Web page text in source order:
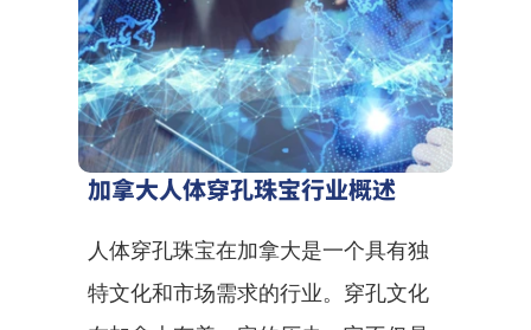
加拿大人体穿孔珠宝行业概述
人体穿孔珠宝在加拿大是一个具有独
特文化和市场需求的行业。穿孔文化